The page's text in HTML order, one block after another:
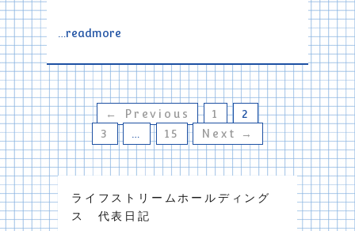
…readmore
← Previous 1
2
3
… 15 Next →
ライフストリームホールディング
ス 代表日記